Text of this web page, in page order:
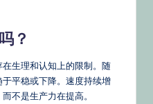
？
生理和认知上的限制。随
平稳或下降。速度持续增
不是生产力在提高。